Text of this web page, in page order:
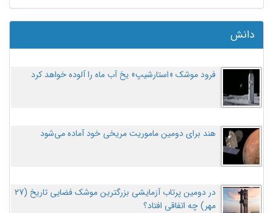
دانش
فرود موشک «استارشیپ» یخ آب ماه را آلوده خواهد کرد
هند برای دومین ماموریت مریخی خود آماده می‌شود
در دومین پرتاب آزمایشی بزرگترین موشک فضایی تاریخ (27
مهر‌) چه اتفاقی افتاد؟